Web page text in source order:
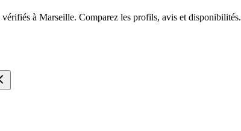
vérifiés à Marseille. Comparez les profils, avis et disponibilités.